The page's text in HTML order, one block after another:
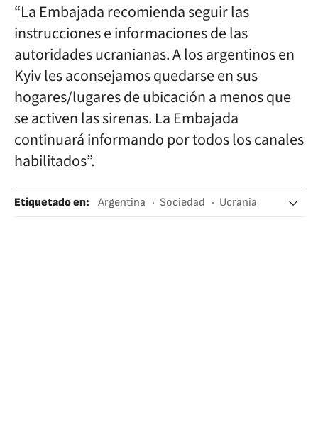
“La Embajada recomienda seguir las
instrucciones e informaciones de las
autoridades ucranianas. A los argentinos en
Kyiv les aconsejamos quedarse en sus
hogares/lugares de ubicación a menos que
se activen las sirenas. La Embajada
continuará informando por todos los canales
habilitados”.
Etiquetado en: Argentina Sociedad
Ucrania